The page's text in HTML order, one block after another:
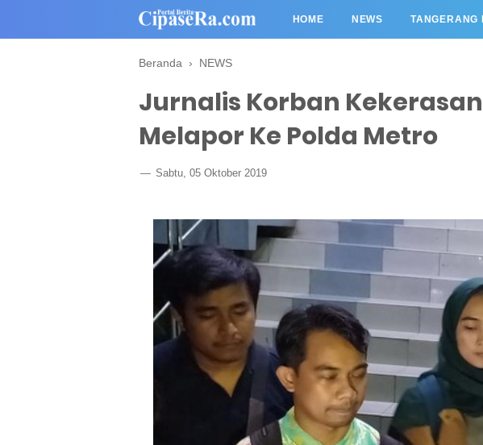
HOME NEWS TANGERANG
Beranda › NEWS
Jurnalis Korban Kekerasan
Melapor Ke Polda Metro
Sabtu, 05 Oktober 2019